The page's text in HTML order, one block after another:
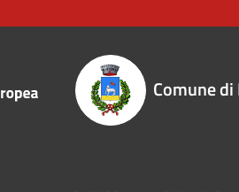
Comune